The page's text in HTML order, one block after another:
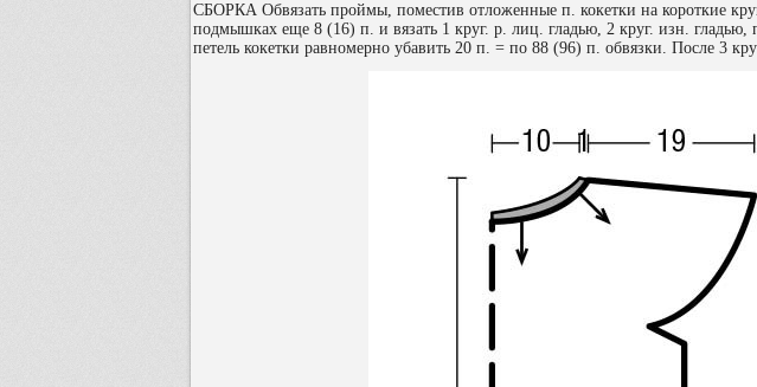
СБОРКА Обвязать проймы, поместив отложенные п. кокетки на короткие
подмышках еще 8 (16) п. и вязать 1 круг. р. лиц. гладью, 2 круг. изн.
петель кокетки равномерно убавить 20 п. = по 88 (96) п. обвязки. После 3